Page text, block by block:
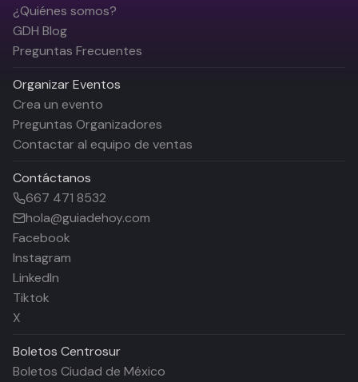
¿Quiénes somos?
GDH Blog
Preguntas Frecuentes
Organizar Eventos
Crea un evento
Preguntas Organizadores
Contactar al equipo de ventas
Contáctanos
667 471 8532
hola@guiadehoy.com
Facebook
Instagram
LinkedIn
Tiktok
X
Boletos Centrosur
Boletos Ciudad de México